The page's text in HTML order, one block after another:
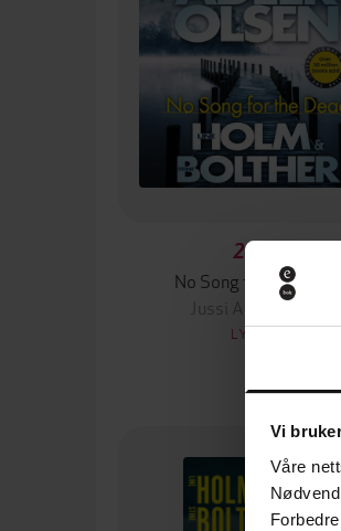
Vi
Våre
296,-
No Song for the Dead
Jussi Adler-Olsen
LYDBOK